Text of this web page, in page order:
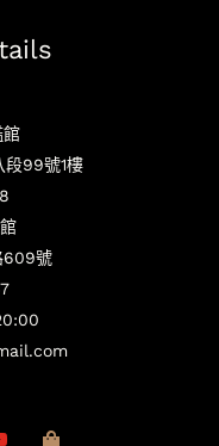
館
段99號1樓
609號